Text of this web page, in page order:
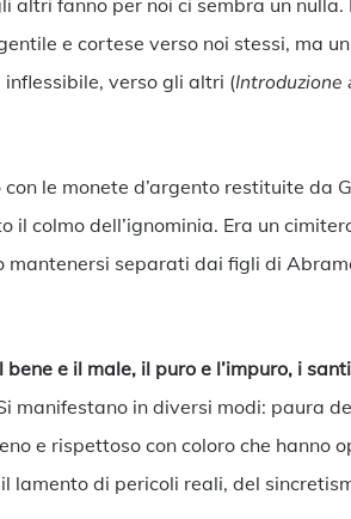
e cortese verso noi stessi, ma un
verso gli altri (Introduzione
le monete d’argento restituite da
colmo dell’ignominia. Era un
mantenersi separati dai figli di
e il male, il puro e l’impuro, i
manifestano in diversi modi: paura
e rispettoso con coloro che hanno
lamento di pericoli reali, del